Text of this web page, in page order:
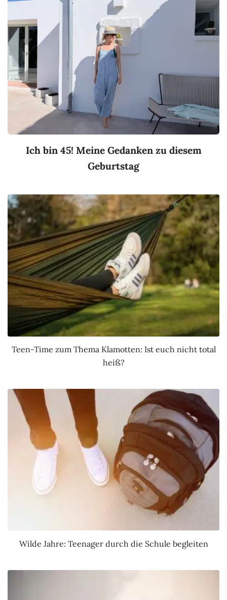
Ich bin 45! Meine Gedanken zu diesem
Geburtstag
Teen-Time zum Thema Klamotten: Ist euch nicht total
heiß?
Wilde Jahre: Teenager durch die Schule begleiten